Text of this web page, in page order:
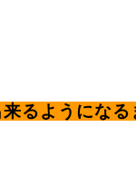
ようになる